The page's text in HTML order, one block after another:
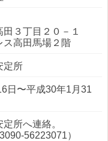
３丁目２０－１
高田馬場２階
定所
日〜平成30年1月31
所へ連絡。
56223071）